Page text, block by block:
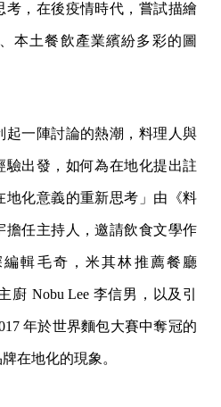
考，在後疫情時代，嘗試描繪
本土餐飲產業繽紛多彩的圖
起一陣討論的熱潮，料理人與
驗出發，如何為在地化提出註
地化意義的重新思考」由《料
擔任主持人，邀請飲食文學作
編輯毛奇，米其林推薦餐廳
廚 Nobu Lee 李信男，以及引
年於世界麵包大賽中奪冠的
在地化的現象。